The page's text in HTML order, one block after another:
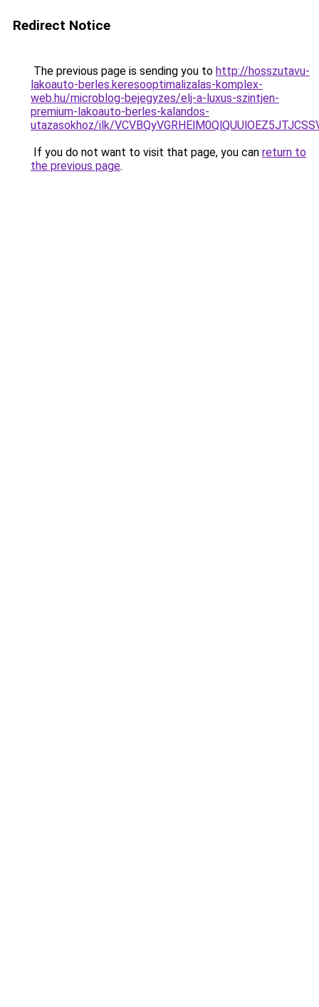
Redirect Notice
The previous page is sending you to http://hosszutavu-
lakoauto-berles.keresooptimalizalas-komplex-
web.hu/microblog-bejegyzes/elj-a-luxus-szintjen-
premium-lakoauto-berles-kalandos-
utazasokhoz/ilk/
If you do not want to visit that page, you can return to
the previous page.